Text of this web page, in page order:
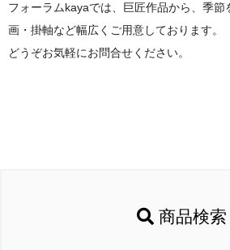
フォーラムkayaでは、巨匠作品から、季節
画・掛軸など幅広くご用意しております。
どうぞお気軽にお問合せください。
商品検索